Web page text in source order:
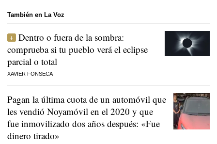
También en La Voz
Dentro o fuera de la sombra:
comprueba si tu pueblo verá el eclipse
parcial o total
XAVIER FONSECA
Pagan la última cuota de un automóvil que
les vendió Noyamóvil en el 2020 y que
fue inmovilizado dos años después: «Fue
dinero tirado»